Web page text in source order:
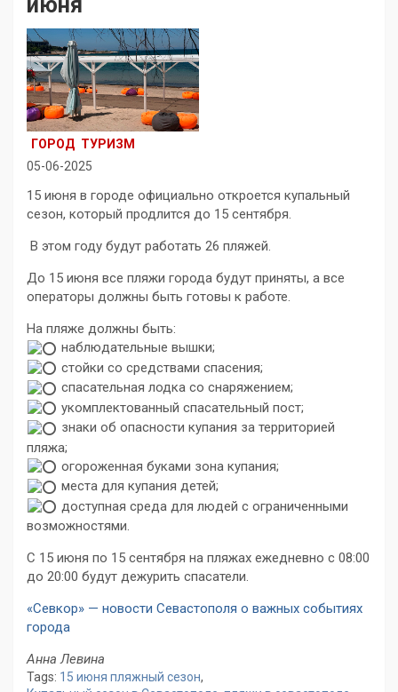
ГОРОД ТУРИЗМ
05-06-2025
15 июня в городе официально откроется купальный
сезон, который продлится до 15 сентября.
В этом году будут работать 26 пляжей.
До 15 июня все пляжи города будут приняты, а все
операторы должны быть готовы к работе.
На пляже должны быть:
наблюдательные вышки;
стойки со средствами спасения;
спасательная лодка со снаряжением;
укомплектованный спасательный пост;
знаки об опасности купания за территорией
пляжа;
огороженная буками зона купания;
места для купания детей;
доступная среда для людей с ограниченными
возможностями.
С 15 июня по 15 сентября на пляжах ежедневно с 08:00
до 20:00 будут дежурить спасатели.
«Севкор» — новости Севастополя о важных событиях
города
Анна Левина
Tags: 15 июня пляжный сезон,